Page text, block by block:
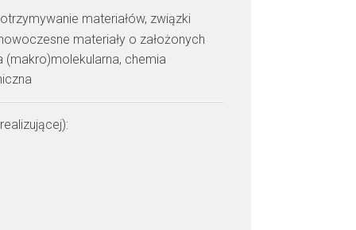
materiałów, związki
materiały o założonych
(makro)molekularna, chemia